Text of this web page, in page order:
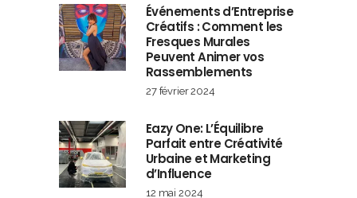
Événements d’Entreprise
Créatifs : Comment les
Fresques Murales
Peuvent Animer vos
Rassemblements
27 février 2024
Eazy One: L’Équilibre
Parfait entre Créativité
Urbaine et Marketing
d’Influence
12 mai 2024